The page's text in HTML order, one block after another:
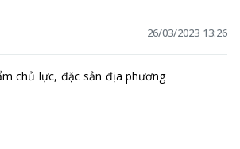
26/03/2023 13:26